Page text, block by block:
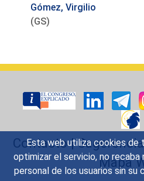
Esta web utiliza cookies de
optimizar el servicio, no
personal de los usuarios sin su
Gómez, Virgilio
(GS)
Contacto|
Mapa